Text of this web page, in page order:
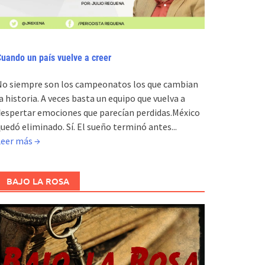
un país vuelve a creer
siempre son los campeonatos los que cambian
historia. A veces basta un equipo que vuelva a
emociones que parecían perdidas.México
eliminado. Sí. El sueño terminó antes...
más →
BAJO LA ROSA